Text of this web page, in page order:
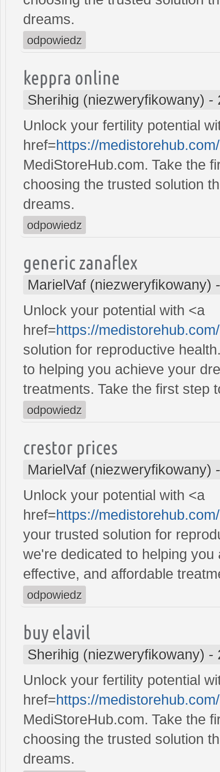
dreams.
odpowiedz
keppra online
Sherihig (niezweryfikowany) -
Unlock your fertility potential
href=https://
MediStoreHub.com. Take the
choosing the trusted solution
dreams.
odpowiedz
generic zanaflex
MarielVaf (niezweryfikowany)
Unlock your potential with <a
href=https://
solution for reproductive
to helping you achieve your
treatments. Take the first step
odpowiedz
crestor prices
MarielVaf (niezweryfikowany)
Unlock your potential with <a
href=https://
your trusted solution for
we're dedicated to helping
effective, and affordable
odpowiedz
buy elavil
Sherihig (niezweryfikowany) -
Unlock your fertility potential
href=https://
MediStoreHub.com. Take the
choosing the trusted solution
dreams.